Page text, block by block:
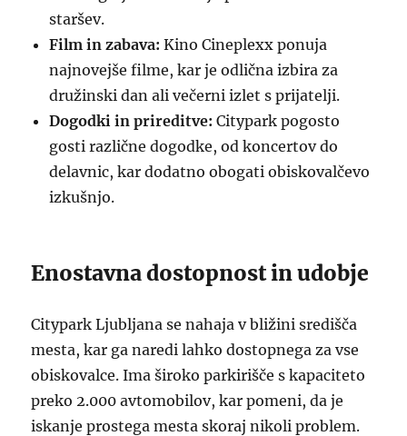
staršev.
Film in zabava: Kino Cineplexx ponuja
najnovejše filme, kar je odlična izbira za
družinski dan ali večerni izlet s prijatelji.
Dogodki in prireditve: Citypark pogosto
gosti različne dogodke, od koncertov do
delavnic, kar dodatno obogati obiskovalčevo
izkušnjo.
Enostavna dostopnost in udobje
Citypark Ljubljana se nahaja v bližini središča
mesta, kar ga naredi lahko dostopnega za vse
obiskovalce. Ima široko parkirišče s kapaciteto
preko 2.000 avtomobilov, kar pomeni, da je
iskanje prostega mesta skoraj nikoli problem.